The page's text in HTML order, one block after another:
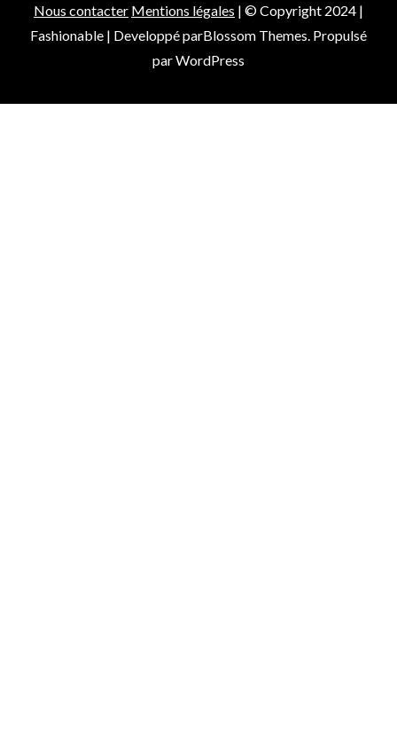
Nous contacter Mentions légales | © Copyright 2024 |
Fashionable | Developpé parBlossom Themes . Propulsé
parWordPress